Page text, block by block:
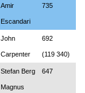
Amir
Escandari
735
John
Carpenter
692
(119 340)
Stefan Berg
Magnus
647